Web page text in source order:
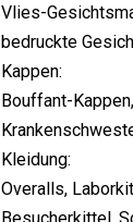
Vlies-
bedruckte
Kappen:
Bouffant-
Kleidung:
Overalls,